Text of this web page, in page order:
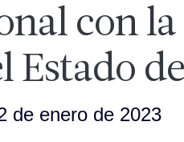
con
Estado
de enero de 2023